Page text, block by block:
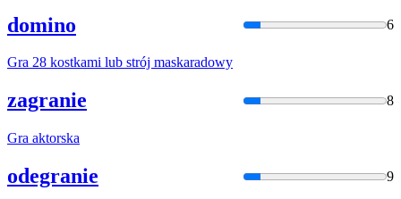
domino 6
Gra 28 kostkami lub strój maskaradowy
zagranie 8
Gra aktorska
odegranie 9